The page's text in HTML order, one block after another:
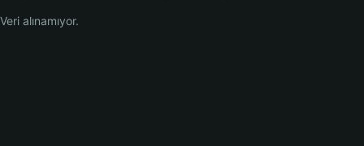
Veri alınamıyor.